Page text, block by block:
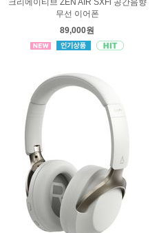
크리에이티브 ZEN AIR SXFi 공간음향
무선 이어폰
89,000원